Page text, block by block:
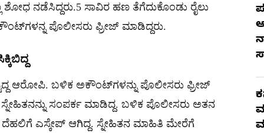
ನಡೆಸಿದ್ದರು.5 ಸಾವಿರ ಹಣ ತೆಗೆದುಕೊಂಡು ರೈಲು
ಪೊಲೀಸರು ಫ್ರೀಜ್ ಮಾಡಿದ್ದರು.
ಆರೋಪಿ. ಬಳಿಕ ಅಕೌಂಟ್​ಗಳನ್ನು ಪೊಲೀಸರು ಫ್ರೀಜ್​
ಸಂಪರ್ಕ ಮಾಡಿದ್ದ. ಬಳಿಕ ಪೊಲೀಸರು ಅತನ
ದೆಹಲಿಗೆ ಎಸ್ಕೇಪ್ ಆಗಿದ್ದ. ಸ್ನೇಹಿತನ ಮಾಹಿತಿ ಮೇರೆಗೆ